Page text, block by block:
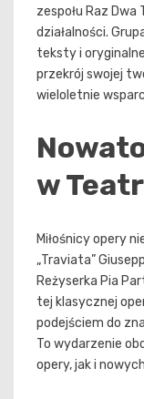
zespołu Raz
działalności.
teksty i
przekrój swojej
wieloletnie
w
Miłośnicy opery
„Traviata”
Reżyserka Pia
tej klasycznej
podejściem do
To wydarzenie
opery, jak i